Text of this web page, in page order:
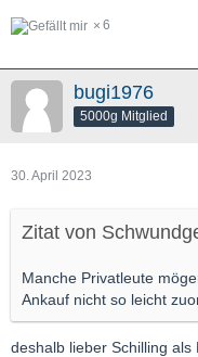
6
bugi1976
5000g Mitglied
30. April 2023
Zitat von
Manche Privatleute
Ankauf nicht so leicht
deshalb lieber Schilling als